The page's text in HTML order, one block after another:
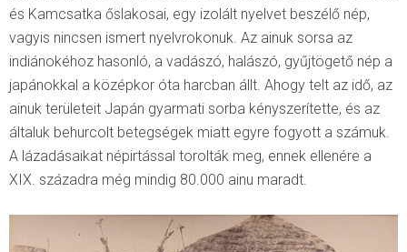
és Kamcsatka őslakosai, egy izolált nyelvet beszélő nép,
vagyis nincsen ismert nyelvrokonuk. Az ainuk sorsa az
indiánokéhoz hasonló, a vadászó, halászó, gyűjtögető nép a
japánokkal a középkor óta harcban állt. Ahogy telt az idő, az
ainuk területeit Japán gyarmati sorba kényszerítette, és az
általuk behurcolt betegségek miatt egyre fogyott a számuk.
A lázadásaikat népirtással torolták meg, ennek ellenére a
XIX. századra még mindig 80.000 ainu maradt.